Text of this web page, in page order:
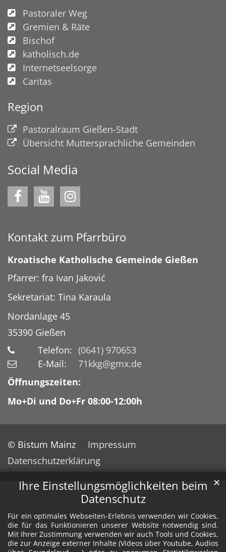
Ihre Einstellungsmöglichkeiten beim
Datenschutz
Für ein optimales Webseiten-Erlebnis verwenden wir Cookies,
die für das Funktionieren unserer Website notwendig sind.
Mit Ihrer Zustimmung verwenden wir auch Tools und Cookies,
die zur Anzeige externer Inhalte (Videos über Youtube, Audios
✕
Pastoraler Weg
Gremien & Räte
Bischof
katholisch.de
Internetseelsorge
Caritas
Region
Pastoralraum Gießen-Stadt
Übersicht Muttersprachliche Gemeinden
Social Media
Kontakt zum Pfarrbüro
Kroatische Katholische Gemeinde Gießen
Pfarrer: fra Ivan Jaković
Sekretariat: Tina Karaula
Nordanlage 45
35390 Gießen
Telefon: (0641) 970653
E-Mail:
71kkg@gmx.de
Öffnungszeiten:
Mo+Di und Do+Fr 08:00-12:00h
© Bistum Mainz
Impressum
Datenschutzerklärung